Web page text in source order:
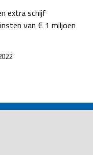
extra schijf
van € 1 miljoen